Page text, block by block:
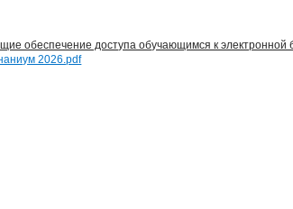
обеспечение доступа обучающимся к электронной
2026.pdf